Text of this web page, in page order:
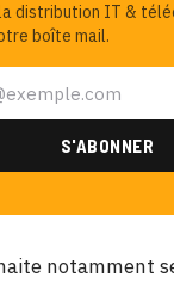
distribution IT &
boîte mail.
notamment